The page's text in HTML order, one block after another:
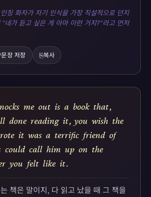
칭 화자가 자기 인식을 가장 직설적으로 던지
가 듣고 싶은 게 아마 이런 거지?"라고 먼저
문장 저장 ⎘복사
me out is a book that,
done reading it, you wish the
it was a terrific friend of
could call him up on the
you felt like it.
책은 말이지, 다 읽고 났을 때 그 책을